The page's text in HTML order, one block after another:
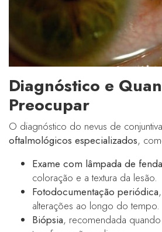
Diagnóstico e
Preocupar
O diagnóstico do nevus de
oftalmológicos especializados,
Exame com lâmpada de fenda
coloração e a textura da lesão.
Fotodocumentação periódica
alterações ao longo do tempo.
Biópsia, recomendada